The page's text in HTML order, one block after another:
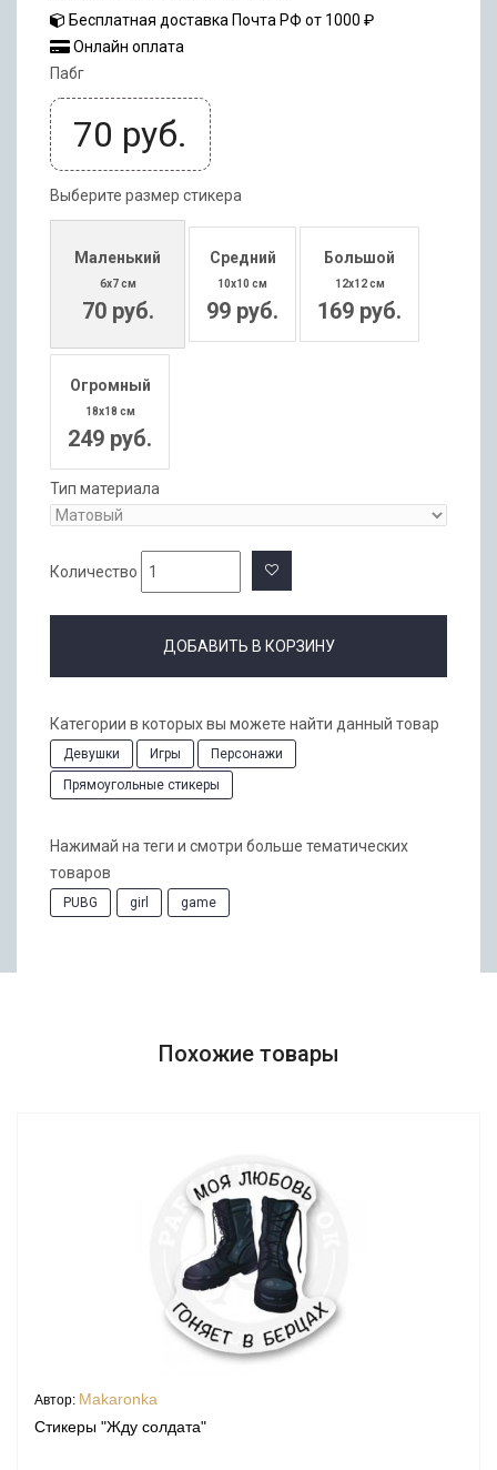
Бесплатная доставка Почта РФ от 1000 ₽
Онлайн оплата
Пабг
70 руб.
Выберите размер стикера
Маленький
6x7 см
70 руб.
Средний
10x10 см
99 руб.
Большой
12x12 см
169 руб.
Огромный
18x18 см
249 руб.
Тип материала
Количество
ДОБАВИТЬ В КОРЗИНУ
Категории в которых вы можете найти данный товар
Девушки Игры
Персонажи
Прямоугольные стикеры
Нажимай на теги и смотри больше тематических
товаров
PUBG girl game
Похожие товары
Автор: Makaronka
Стикеры "Жду солдата"